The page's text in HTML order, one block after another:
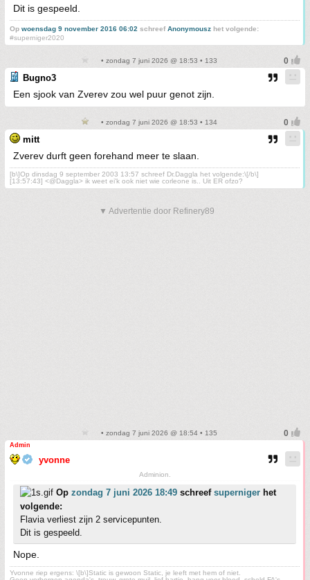
Dit is gespeeld.
Op woensdag 9 november 2016 06:02 schreefAnonymousz het volgende:
#superniger2020
• zondag 7 juni 2026 @ 18:53 • 133
Bugno3
Een sjook van Zverev zou wel puur genot zijn.
• zondag 7 juni 2026 @ 18:53 • 134
mitt
Zverev durft geen forehand meer te slaan.
[b\]Op dinsdag 9 september 2003 13:57 schreef Dr.Daggla het volgende:\[/b\]
[13:57:43] <@Daggla> ik weet ei'k ook niet wie corleone is.. Uit ER ofzo?
▼ Advertentie door Refinery89
• zondag 7 juni 2026 @ 18:54 • 135
Admin
yvonne
Adminion.
Op zondag 7 juni 2026 18:49 schreef superniger het
volgende:
Flavia verliest zijn 2 servicepunten.
Dit is gespeeld.
Nope.
Yvonne riep ergens: \[b\]Static is gewoon Static, je leeft met hem of niet.